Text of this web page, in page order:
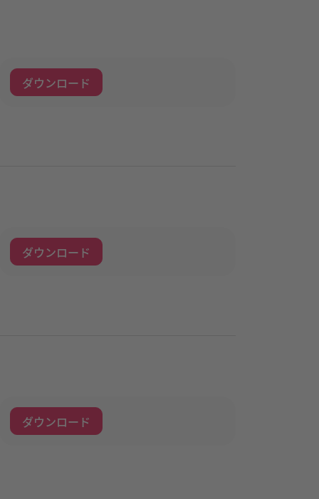
ダウンロード
ダウンロード
ダウンロード